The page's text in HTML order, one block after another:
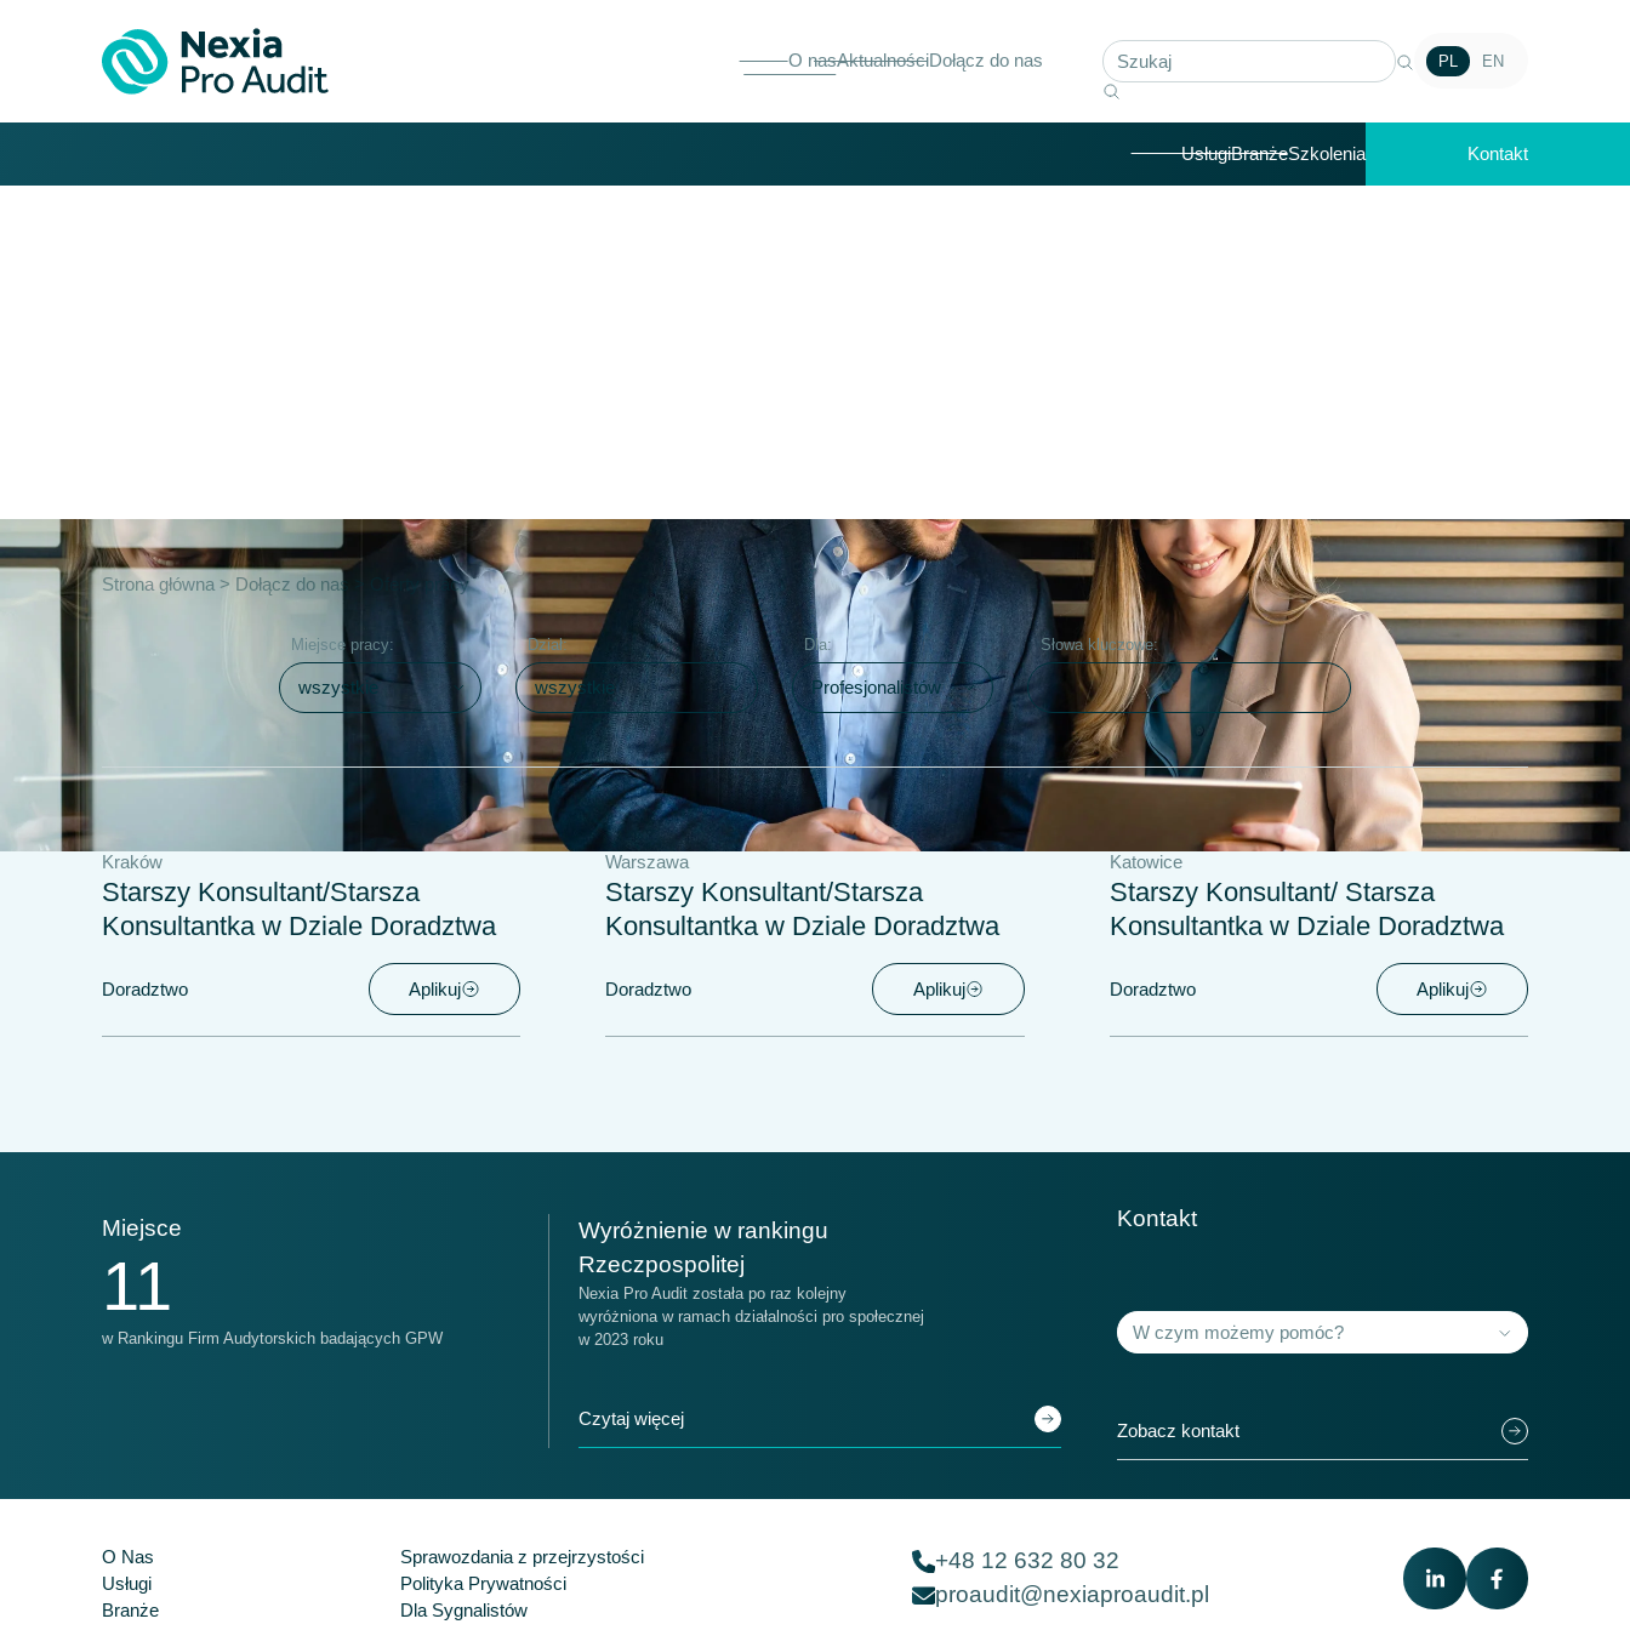
O nasAktualnościDołącz do nas PL EN
UsługiBranżeSzkolenia Kontakt
Strona główna > Dołącz do nas Oferty pracy
Miejsce pracy: Dział: Dla: Słowa kluczowe:
Kraków
Starszy Konsultant/Starsza
Konsultantka w Dziale Doradztwa
Doradztwo Aplikuj
Warszawa
Starszy Konsultant/Starsza
Konsultantka w Dziale Doradztwa
Doradztwo Aplikuj
Katowice
Starszy Konsultant/ Starsza
Konsultantka w Dziale Doradztwa
Doradztwo Aplikuj
Miejsce
11
w Rankingu Firm Audytorskich badających GPW
Miejsce
14
w Rankingu Ogólnym Firm Audytorskich
Wyróżnienie w rankingu
Rzeczpospolitej
Nexia Pro Audit została po raz kolejny
wyróżniona w ramach działalności pro społecznej
w 2023 roku
Czytaj więcej
Kontakt
Zobacz kontakt
O Nas
Usługi
Branże
Sprawozdania z przejrzystości
Polityka Prywatności
Dla Sygnalistów
+48 12 632 80 32
proaudit@nexiaproaudit.pl